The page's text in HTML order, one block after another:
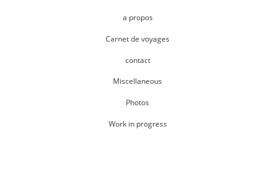
a propos
Carnet de voyages
contact
Miscellaneous
Photos
Work in progress